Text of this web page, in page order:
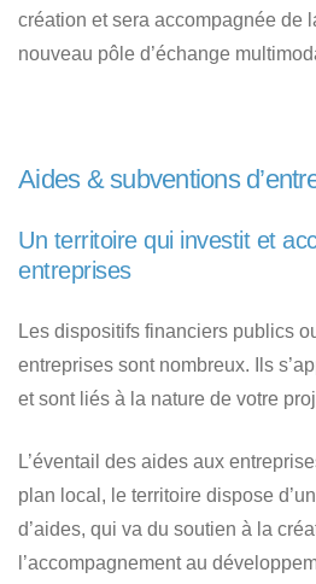
création et sera accompagnée de
nouveau pôle d’échange
Aides & subventions
Un territoire qui investit et
entreprises
Les dispositifs financiers publics
entreprises sont nombreux. Ils
et sont liés à la nature de votre
L’éventail des aides aux
plan local, le territoire dispose
d’aides, qui va du soutien à la
l’accompagnement au